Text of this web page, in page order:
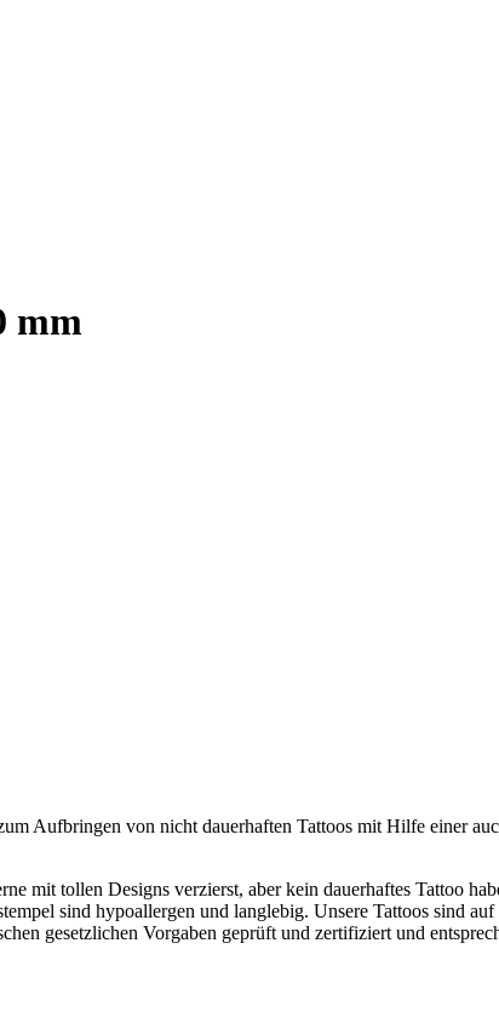
mm
Aufbringen von nicht dauerhaften Tattoos mit Hilfe einer
mit tollen Designs verzierst, aber kein dauerhaftes Tattoo
sind hypoallergen und langlebig. Unsere Tattoos sind
gesetzlichen Vorgaben geprüft und zertifiziert und